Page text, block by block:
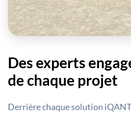
Des experts
de chaque projet
Derrière chaque solution